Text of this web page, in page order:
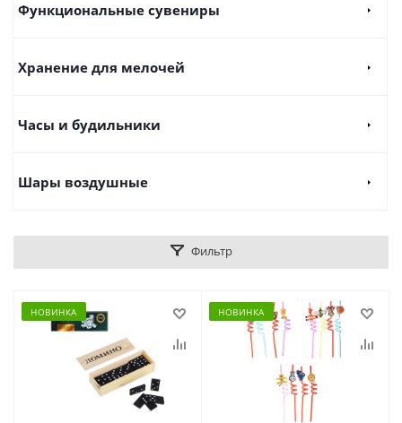
Функциональные сувениры
Хранение для мелочей
Часы и будильники
Шары воздушные
Фильтр
НОВИНКА НОВИНКА